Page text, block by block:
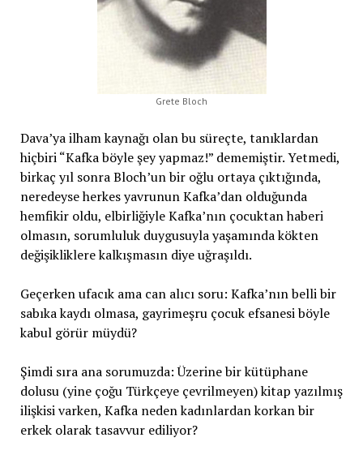
Grete Bloch
Dava’ya ilham kaynağı olan bu süreçte, tanıklardan
hiçbiri “Kafka böyle şey yapmaz!” dememiştir. Yetmedi,
birkaç yıl sonra Bloch’un bir oğlu ortaya çıktığında,
neredeyse herkes yavrunun Kafka’dan olduğunda
hemfikir oldu, elbirliğiyle Kafka’nın çocuktan haberi
olmasın, sorumluluk duygusuyla yaşamında kökten
değişikliklere kalkışmasın diye uğraşıldı.
Geçerken ufacık ama can alıcı soru: Kafka’nın belli bir
sabıka kaydı olmasa, gayrimeşru çocuk efsanesi böyle
kabul görür müydü?
Şimdi sıra ana sorumuzda: Üzerine bir kütüphane
dolusu (yine çoğu Türkçeye çevrilmeyen) kitap yazılmış
ilişkisi varken, Kafka neden kadınlardan korkan bir
erkek olarak tasavvur ediliyor?